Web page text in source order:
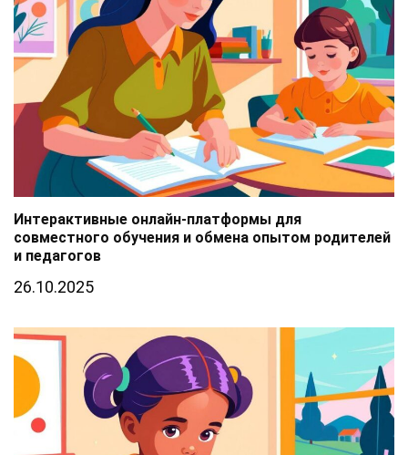
Интерактивные онлайн-платформы для
совместного обучения и обмена опытом родителей
и педагогов
26.10.2025